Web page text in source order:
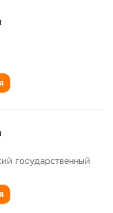
государственный